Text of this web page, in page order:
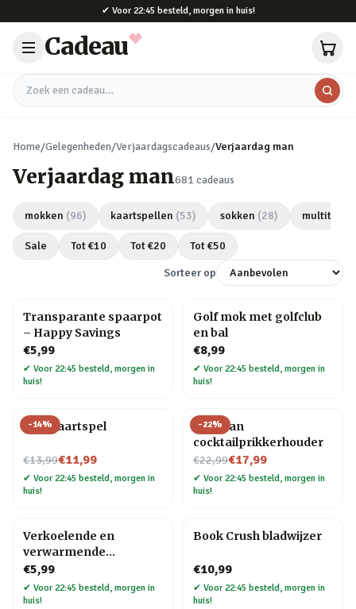
✔ Voor 22:45 besteld, morgen in huis!
Cadeau
Zoek een cadeau
Home/Gelegenheden/Verjaardagscadeaus/Verjaardag man
Verjaardag man681 cadeaus
mokken (96) kaartspellen (53) sokken (28) multitools
Sale Tot €10 Tot €20 Tot €50
Sorteer op
Transparante spaarpot
– Happy Savings
€5,99
✔ Voor 22:45 besteld, morgen in
huis!
Golf mok met golfclub
en bal
€8,99
✔ Voor 22:45 besteld, morgen in
huis!
-14%
Bier kaartspel
€13,99
Nu voor€11,99
✔ Voor 22:45 besteld, morgen in
huis!
-22%
Pelikaan
cocktailprikkerhouder
€22,99
Nu voor€17,99
✔ Voor 22:45 besteld, morgen in
huis!
Verkoelende en
verwarmende
hoofdband
€5,99
✔ Voor 22:45 besteld, morgen in
huis!
Book Crush bladwijzer
€10,99
✔ Voor 22:45 besteld, morgen in
huis!